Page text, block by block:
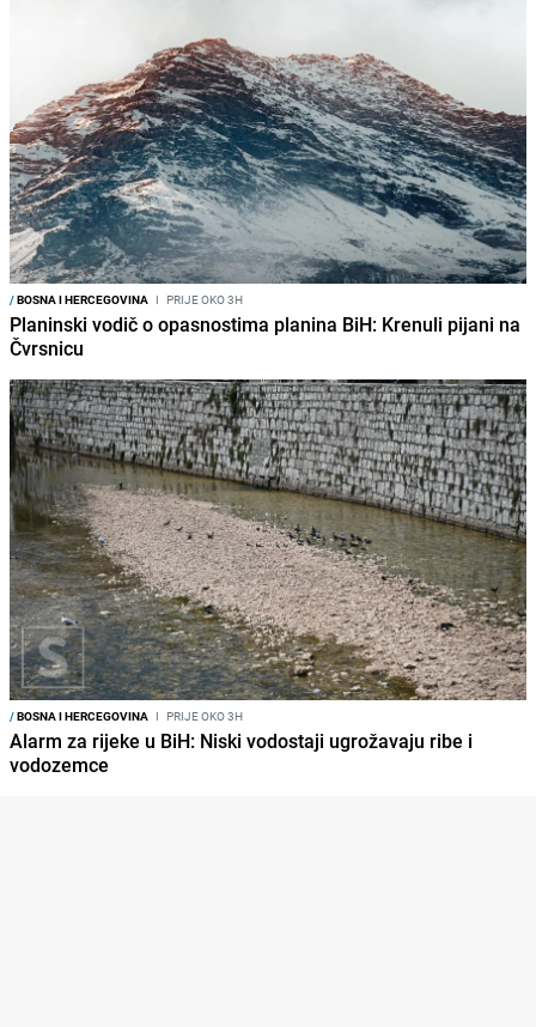
/BOSNA I HERCEGOVINA I PRIJE OKO 3H
Planinski vodič o opasnostima planina BiH: Krenuli pijani na
Čvrsnicu
/BOSNA I HERCEGOVINA I PRIJE OKO 3H
Alarm za rijeke u BiH: Niski vodostaji ugrožavaju ribe i
vodozemce